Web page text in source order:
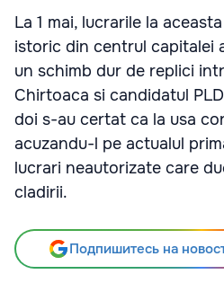
La 1 mai, lucrarile la
istoric din centrul capitalei
un schimb dur de replici
Chirtoaca si candidatul
doi s-au certat ca la usa
acuzandu-l pe actualul
lucrari neautorizate care
cladirii.
Подпишитесь на